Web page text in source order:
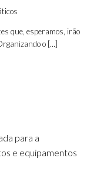
que, esperamos, irão
o [...]
para a
e equipamentos